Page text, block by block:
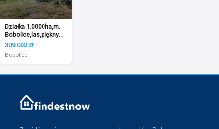
Działka 1.0000ha,m.
Bobolice,las,piękny
widok,
309.000 zł
Bobolice